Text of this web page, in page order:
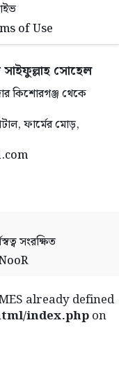
of Use
সাইফুল্লাহ সোহেল
কিশোরগঞ্জ থেকে
ফার্মের মোড়,
সংরক্ষিত
already defined
index.phpon